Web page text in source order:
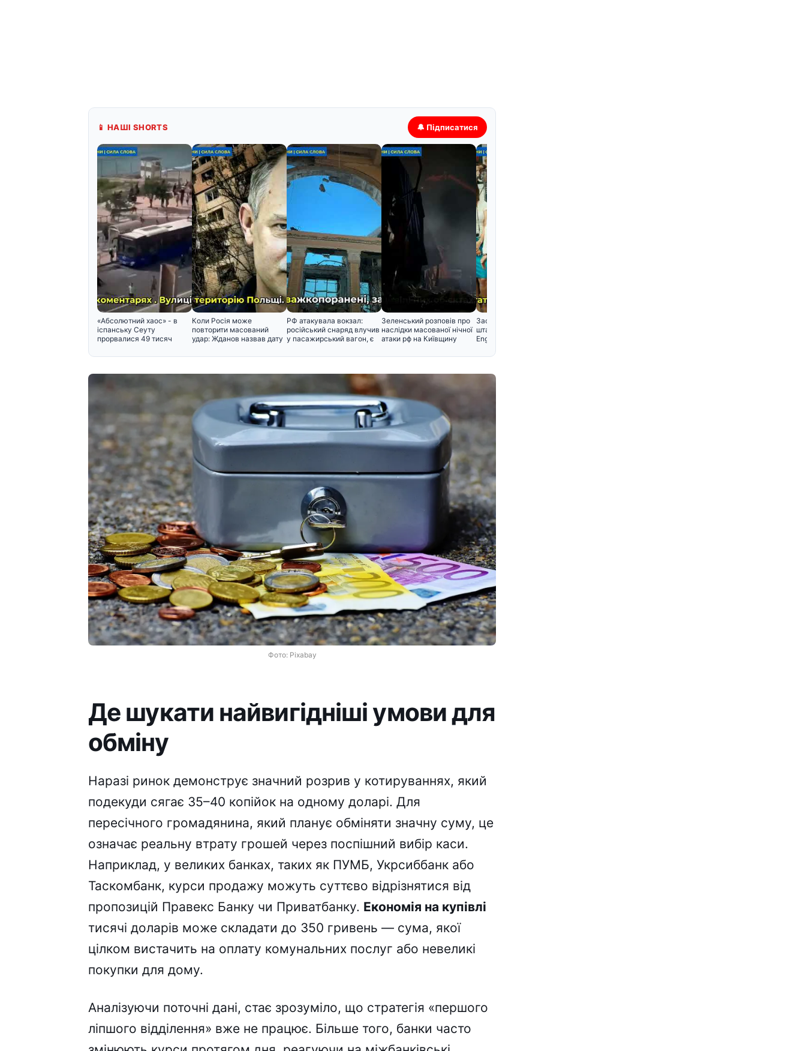
📱 НАШІ SHORTS 🔔 Підписатися
«Абсолютний хаос» - в
іспанську Сеуту
прорвалися 49 тисяч
Коли Росія може
повторити масований
удар: Жданов назвав дату
РФ атакувала вокзал:
російський снаряд влучив
у пасажирський вагон, є
Зеленський розповів про
наслідки масованої нічної
атаки рф на Київщину
Засунув руку мені в
штани»: проти засновника
EnglishTop висунули звину
Фото: Pixabay
Де шукати найвигідніші умови для
обміну
Наразі ринок демонструє значний розрив у котируваннях, який
подекуди сягає 35–40 копійок на одному доларі. Для
пересічного громадянина, який планує обміняти значну суму, це
означає реальну втрату грошей через поспішний вибір каси.
Наприклад, у великих банках, таких як ПУМБ, Укрсиббанк або
Таскомбанк, курси продажу можуть суттєво відрізнятися від
пропозицій Правекс Банку чи Приватбанку. Економія на купівлі
тисячі доларів може складати до 350 гривень — сума, якої
цілком вистачить на оплату комунальних послуг або невеликі
покупки для дому.
Аналізуючи поточні дані, стає зрозуміло, що стратегія «першого
ліпшого відділення» вже не працює. Більше того, банки часто